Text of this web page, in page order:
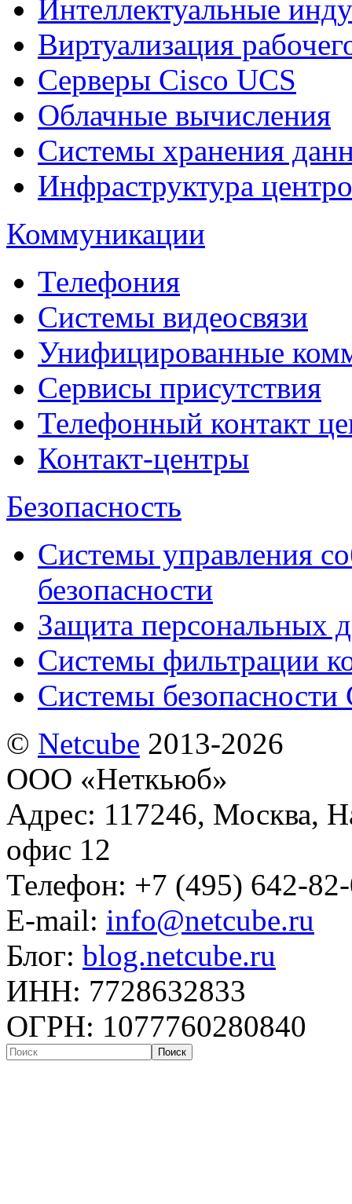
Интеллектуальные
Виртуализация
Cерверы Cisco UCS
Облачные вычисления
Системы хранения
Инфраструктура
Коммуникации
Телефония
Системы видеосвязи
Унифицированные
Сервисы присутствия
Телефонный контакт
Контакт-центры
Безопасность
Системы управления
безопасности
Защита персональных
Системы фильтрации
Системы безопасности
© Netсube 2013-2026
ООО «Неткьюб»
Адрес: 117246, Москва,
офис 12
Телефон: +7 (495) 642-
E-mail: info@netcube.ru
Блог: blog.netcube.ru
ИНН: 7728632833
ОГРН: 1077760280840